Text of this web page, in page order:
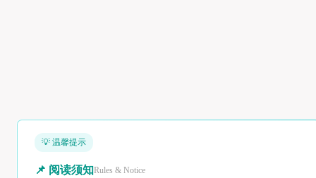
💡 温馨提示
📌 阅读须知Rules & Notice